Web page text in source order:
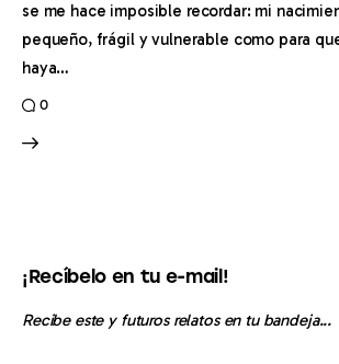
se me hace imposible recordar: mi
pequeño, frágil y vulnerable como para
haya…
0
¡Recíbelo en tu e-mail!
Recibe este y futuros relatos en tu bandeja...